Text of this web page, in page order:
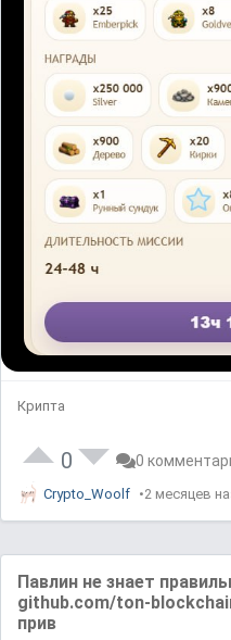
Крипта
0 0
Crypto_Woolf 2 месяцев
Павлин не знает
github.com/ton-
прив